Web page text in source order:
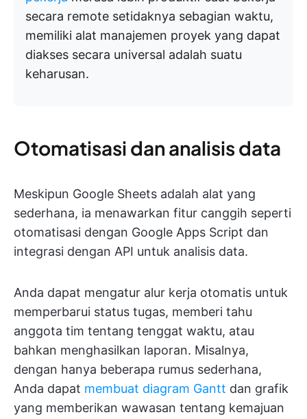
secara remote setidaknya sebagian waktu,
memiliki alat manajemen proyek yang dapat
diakses secara universal adalah suatu
keharusan.
Otomatisasi dan analisis data
Meskipun Google Sheets adalah alat yang
sederhana, ia menawarkan fitur canggih seperti
otomatisasi dengan Google Apps Script dan
integrasi dengan API untuk analisis data.
Anda dapat mengatur alur kerja otomatis untuk
memperbarui status tugas, memberi tahu
anggota tim tentang tenggat waktu, atau
bahkan menghasilkan laporan. Misalnya,
dengan hanya beberapa rumus sederhana,
Anda dapat membuat diagram Gantt dan grafik
yang memberikan wawasan tentang kemajuan